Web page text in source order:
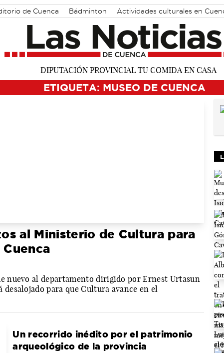
de Cuenca Bádminton Actividades culturales en
ETIQUETA: MUSEO DE CUENCA
al Ministerio de Cultura para
nuevo al departamento dirigido por Ernest Urtasun
para que Cultura avance en el
Un recorrido inédito por el patrimonio
arqueológico de la provincia